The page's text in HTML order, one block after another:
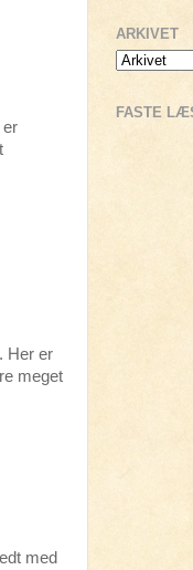
er
Her er
meget
med
ARKIVET
FASTE